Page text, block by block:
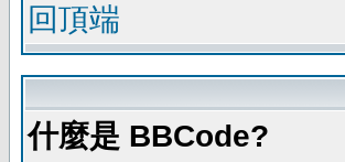
回頂端
什麼是 BBCode?